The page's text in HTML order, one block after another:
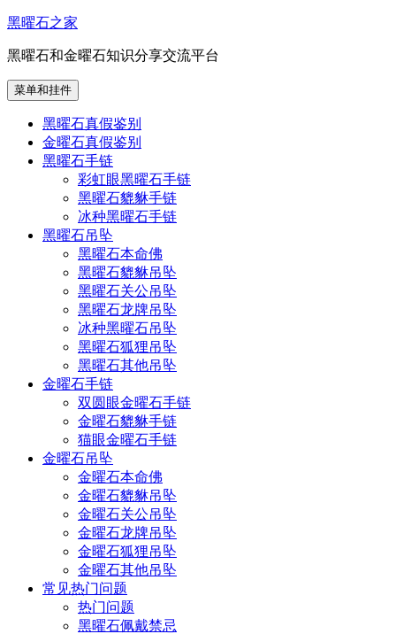
跳
内
容
黑曜石之家
黑曜石和金曜石知识分享交流平台
菜单和挂件
黑曜石真假鉴别
金曜石真假鉴别
黑曜石手链
彩虹眼黑曜石手链
黑曜石貔貅手链
冰种黑曜石手链
黑曜石吊坠
黑曜石本命佛
黑曜石貔貅吊坠
黑曜石关公吊坠
黑曜石龙牌吊坠
冰种黑曜石吊坠
黑曜石狐狸吊坠
黑曜石其他吊坠
金曜石手链
双圆眼金曜石手链
金曜石貔貅手链
猫眼金曜石手链
金曜石吊坠
金曜石本命佛
金曜石貔貅吊坠
金曜石关公吊坠
金曜石龙牌吊坠
金曜石狐狸吊坠
金曜石其他吊坠
常见热门问题
热门问题
黑曜石佩戴禁忌